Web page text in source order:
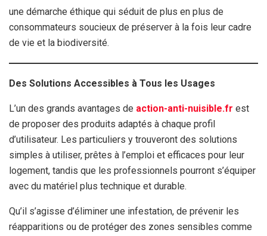
une démarche éthique qui séduit de plus en plus de
consommateurs soucieux de préserver à la fois leur cadre
de vie et la biodiversité.
Des Solutions Accessibles à Tous les Usages
L’un des grands avantages de action-anti-nuisible.fr est
de proposer des produits adaptés à chaque profil
d’utilisateur. Les particuliers y trouveront des solutions
simples à utiliser, prêtes à l’emploi et efficaces pour leur
logement, tandis que les professionnels pourront s’équiper
avec du matériel plus technique et durable.
Qu’il s’agisse d’éliminer une infestation, de prévenir les
réapparitions ou de protéger des zones sensibles comme